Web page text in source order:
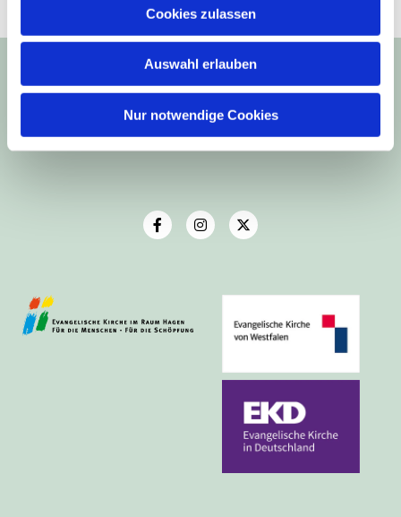
Cookies zulassen
Auswahl erlauben
Nur notwendige Cookies
Ev.-Luth. Kirchengemeinde Haspe
58135 Hagen
Telefon: 02331-43438
Email: buero@kirchengemeinde-haspe.de